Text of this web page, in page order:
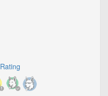
Rating